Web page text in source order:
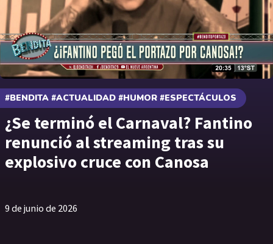
#BENDITA #ACTUALIDAD #HUMOR #ESPECTÁCULOS
¿Se terminó el Carnaval? Fantino
renunció al streaming tras su
explosivo cruce con Canosa
9 de junio de 2026